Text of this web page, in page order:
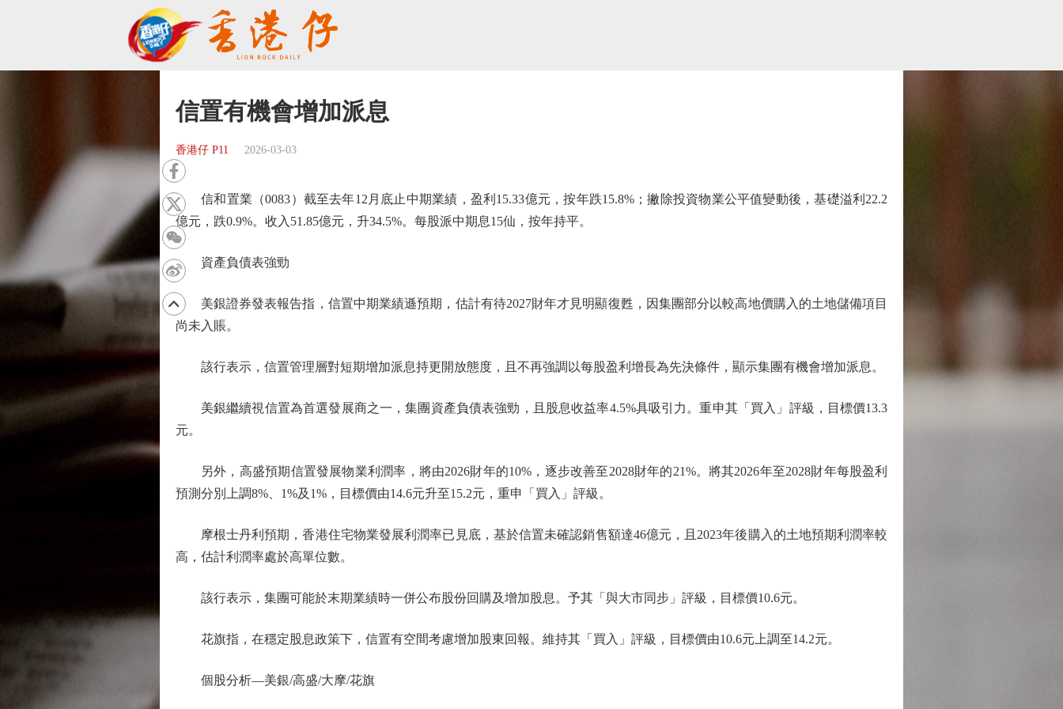
信置有機會增加派息
香港仔 P11 2026-03-03
信和置業（0083）截至去年12月底止中期業績，盈利15.33億元，按年跌15.8%；撇除投資物業公平值變動後，基礎溢利22.2
億元，跌0.9%。收入51.85億元，升34.5%。每股派中期息15仙，按年持平。
資產負債表強勁
美銀證券發表報告指，信置中期業績遜預期，估計有待2027財年才見明顯復甦，因集團部分以較高地價購入的土地儲備項目
尚未入賬。
該行表示，信置管理層對短期增加派息持更開放態度，且不再強調以每股盈利增長為先決條件，顯示集團有機會增加派息。
美銀繼續視信置為首選發展商之一，集團資產負債表強勁，且股息收益率4.5%具吸引力。重申其「買入」評級，目標價13.3
元。
另外，高盛預期信置發展物業利潤率，將由2026財年的10%，逐步改善至2028財年的21%。將其2026年至2028財年每股盈利
預測分別上調8%、1%及1%，目標價由14.6元升至15.2元，重申「買入」評級。
摩根士丹利預期，香港住宅物業發展利潤率已見底，基於信置未確認銷售額達46億元，且2023年後購入的土地預期利潤率較
高，估計利潤率處於高單位數。
該行表示，集團可能於末期業績時一併公布股份回購及增加股息。予其「與大市同步」評級，目標價10.6元。
花旗指，在穩定股息政策下，信置有空間考慮增加股東回報。維持其「買入」評級，目標價由10.6元上調至14.2元。
個股分析—美銀/高盛/大摩/花旗